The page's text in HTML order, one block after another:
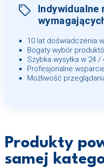
Indywidualne
10 lat doświadczenia
Bogaty wybór
Szybka wysyłka w 24 /
Profesjonalne
Możliwość
Produkty
samej